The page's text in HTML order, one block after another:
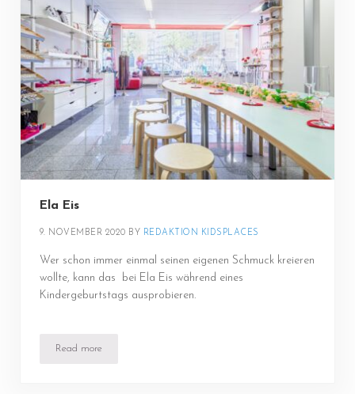
Ela Eis
9. NOVEMBER 2020 BY REDAKTION KIDSPLACES
Wer schon immer einmal seinen eigenen Schmuck kreieren
wollte, kann das bei Ela Eis während eines
Kindergeburtstags ausprobieren.
Read more
Ela Eis